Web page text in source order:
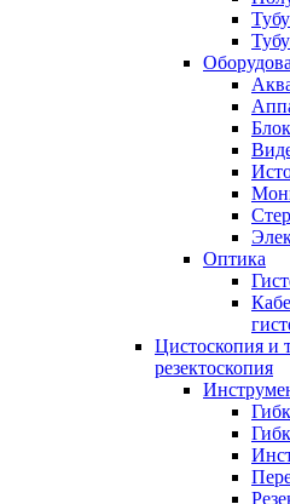
Оптика
Цистоскопия и
резектоскопия